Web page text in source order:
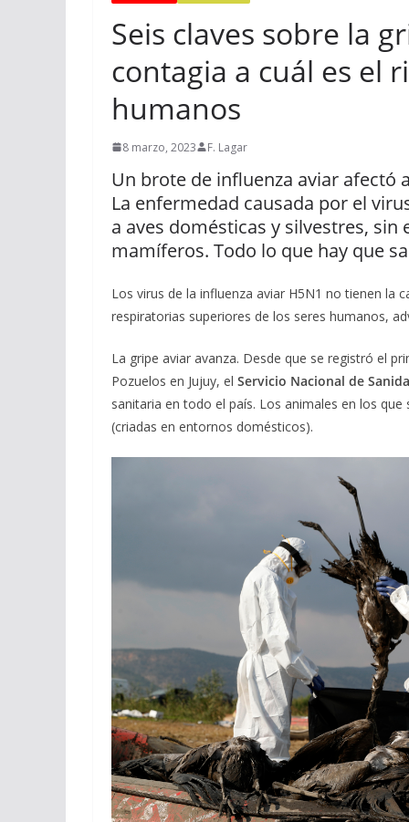
Seis claves sobre la
contagia a cuál es el
humanos
8 marzo, 2023 F. Lagar
Un brote de influenza aviar afectó
La enfermedad causada por el
a aves domésticas y silvestres,
mamíferos. Todo lo que hay que
Los virus de la influenza aviar H5N1 no tienen la
respiratorias superiores de los seres humanos,
La gripe aviar avanza. Desde que se registró el
Pozuelos en Jujuy, el Servicio Nacional de
sanitaria en todo el país. Los animales en los
(criadas en entornos domésticos).